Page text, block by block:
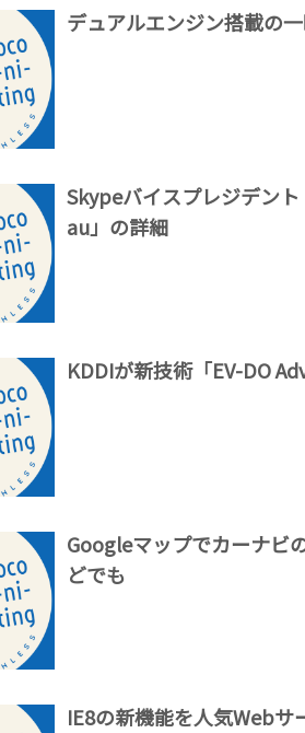
デュアルエンジン搭載の一
Skypeバイスプレジデン
au」の詳細
KDDIが新技術「EV-DO
Googleマップでカーナビ
どでも
IE8の新機能を人気Webサ